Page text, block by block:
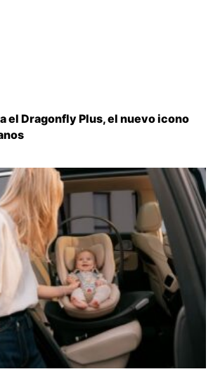
el Dragonfly Plus, el nuevo icono